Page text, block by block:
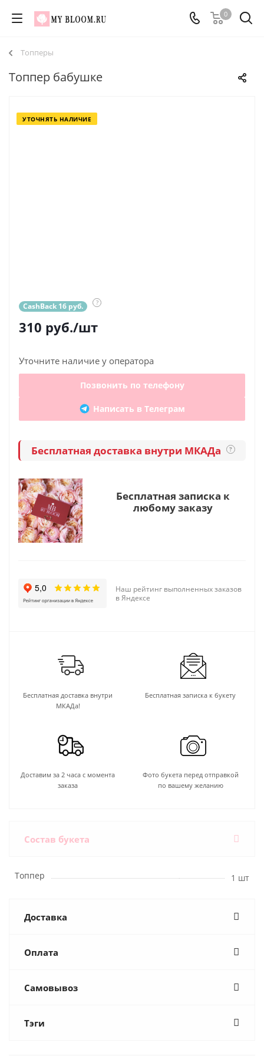
0
Топперы
Топпер бабушке
УТОЧНЯТЬ НАЛИЧИЕ
CashBack 16 руб. ?
310 руб./шт
Уточните наличие у оператора
Позвонить по телефону
Написать в Телеграм
Бесплатная доставка внутри МКАДа ?
Бесплатная записка к
любому заказу
Наш рейтинг выполненных заказов
в Яндексе
Бесплатная доставка внутри
МКАДа!
Бесплатная записка к букету
Доставим за 2 часа с момента
заказа
Фото букета перед отправкой
по вашему желанию
Состав букета
Топпер 1 шт
Доставка
Оплата
Самовывоз
Тэги